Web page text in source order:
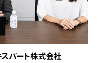
スパート株式会社